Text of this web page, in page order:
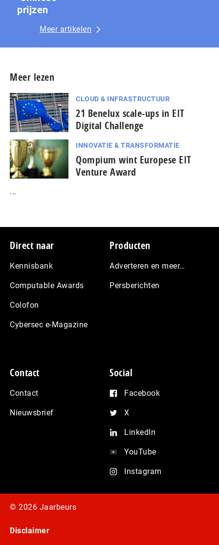
prijzen
Meer artikelen
Meer lezen
CLOUD & INFRASTRUCTUUR
21 Benelux scale-ups in EIT
Digital Challenge
INNOVATIE & TRANSFORMATIE
Qompium wint Europese EIT
Venture Award
...
Footer
Direct naar
Kennisbank
Computable Awards
Colofon
Cybersec e-Magazine
Producten
Adverteren en meer…
Persberichten
Contact
Contact
Nieuwsbrief
Social
Facebook
X
LinkedIn
YouTube
Instagram
© 2026 Jaarbeurs
Disclaimer